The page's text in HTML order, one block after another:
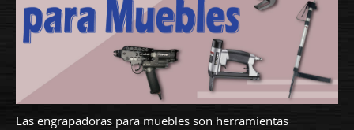
Las engrapadoras para muebles son herramientas